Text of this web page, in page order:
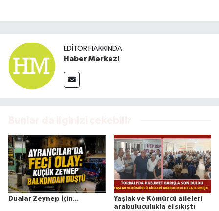
EDITÖR HAKKINDA
Haber Merkezi
Dualar Zeynep İçin...
Yaşlak ve Kömürcü aileleri
arabuluculukla el sıkıştı